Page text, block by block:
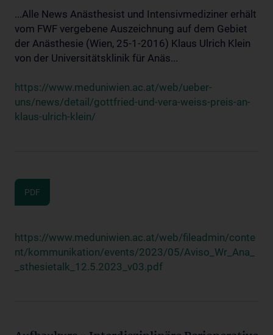
...Alle News Anästhesist und Intensivmediziner erhält
vom FWF vergebene Auszeichnung auf dem Gebiet
der Anästhesie (Wien, 25-1-2016) Klaus Ulrich Klein
von der Universitätsklinik für Anäs...
https://www.meduniwien.ac.at/web/ueber-
uns/news/detail/gottfried-und-vera-weiss-preis-an-
klaus-ulrich-klein/
PDF
https://www.meduniwien.ac.at/web/fileadmin/conte
nt/kommunikation/events/2023/05/Aviso_Wr_Ana_
_sthesietalk_12.5.2023_v03.pdf